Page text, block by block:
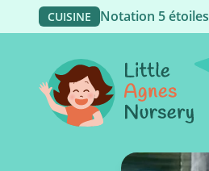
CUISINE Notation 5 étoiles